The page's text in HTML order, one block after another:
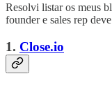
Resolvi listar os meus
founder e sales rep
1. Close.io